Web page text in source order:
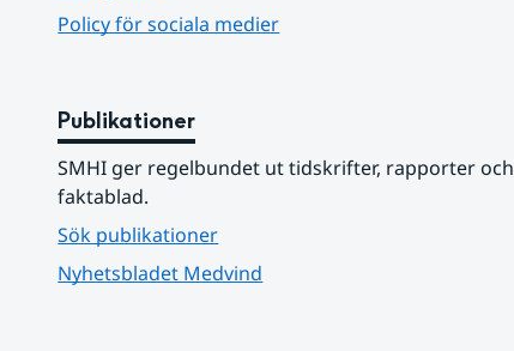
Policy för sociala medier
Publikationer
SMHI ger regelbundet ut tidskrifter, rapporter och
faktablad.
Sök publikationer
Nyhetsbladet Medvind